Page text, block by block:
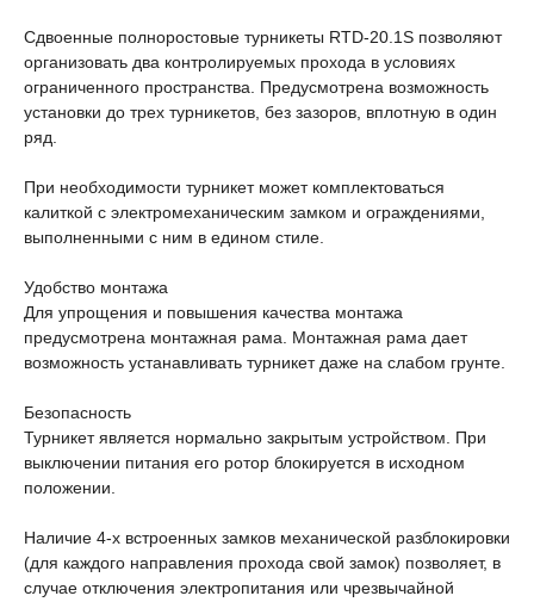
Сдвоенные полноростовые турникеты RTD-20.1S позволяют
организовать два контролируемых прохода в условиях
ограниченного пространства. Предусмотрена возможность
установки до трех турникетов, без зазоров, вплотную в один
ряд.
При необходимости турникет может комплектоваться
калиткой с электромеханическим замком и ограждениями,
выполненными с ним в едином стиле.
Удобство монтажа
Для упрощения и повышения качества монтажа
предусмотрена монтажная рама. Монтажная рама дает
возможность устанавливать турникет даже на слабом грунте.
Безопасность
Турникет является нормально закрытым устройством. При
выключении питания его ротор блокируется в исходном
положении.
Наличие 4-х встроенных замков механической разблокировки
(для каждого направления прохода свой замок) позволяет, в
случае отключения электропитания или чрезвычайной